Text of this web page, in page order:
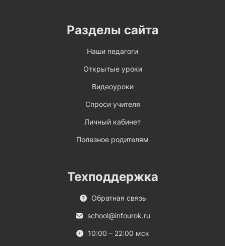
Разделы сайта
Наши педагоги
Открытые уроки
Видеоуроки
Спроси учителя
Личный кабинет
Полезное родителям
Техподдержка
Обратная связь
school@infourok.ru
10:00 – 22:00 мск